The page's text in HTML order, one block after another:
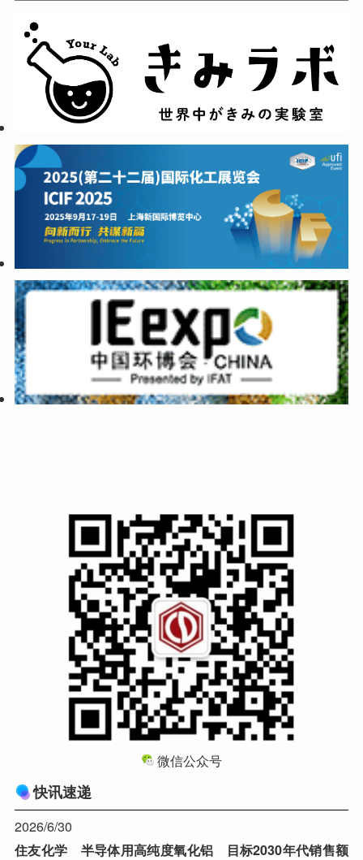
微信公众号
快讯速递
2026/6/30
住友化学 半导体用高纯度氧化铝 目标2030年代销售额